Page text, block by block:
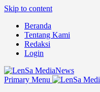
Skip to content
Beranda
Tentang Kami
Redaksi
Login
Primary Menu